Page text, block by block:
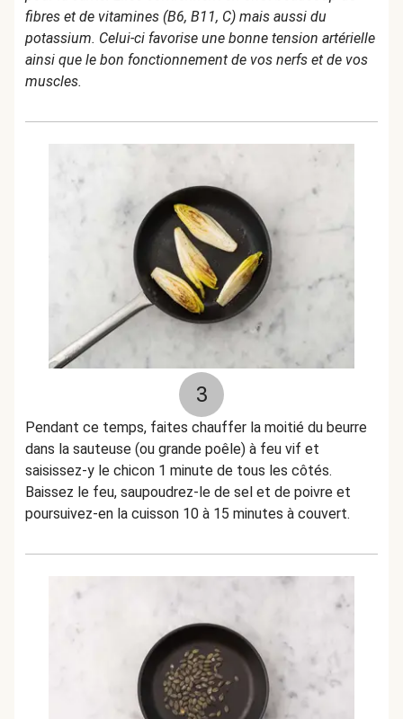
fibres et de vitamines (B6, B11, C) mais aussi du
potassium. Celui-ci favorise une bonne tension artérielle
ainsi que le bon fonctionnement de vos nerfs et de vos
muscles.
3
Pendant ce temps, faites chauffer la moitié du beurre
dans la sauteuse (ou grande poêle) à feu vif et
saisissez-y le chicon 1 minute de tous les côtés.
Baissez le feu, saupoudrez-le de sel et de poivre et
poursuivez-en la cuisson 10 à 15 minutes à couvert.